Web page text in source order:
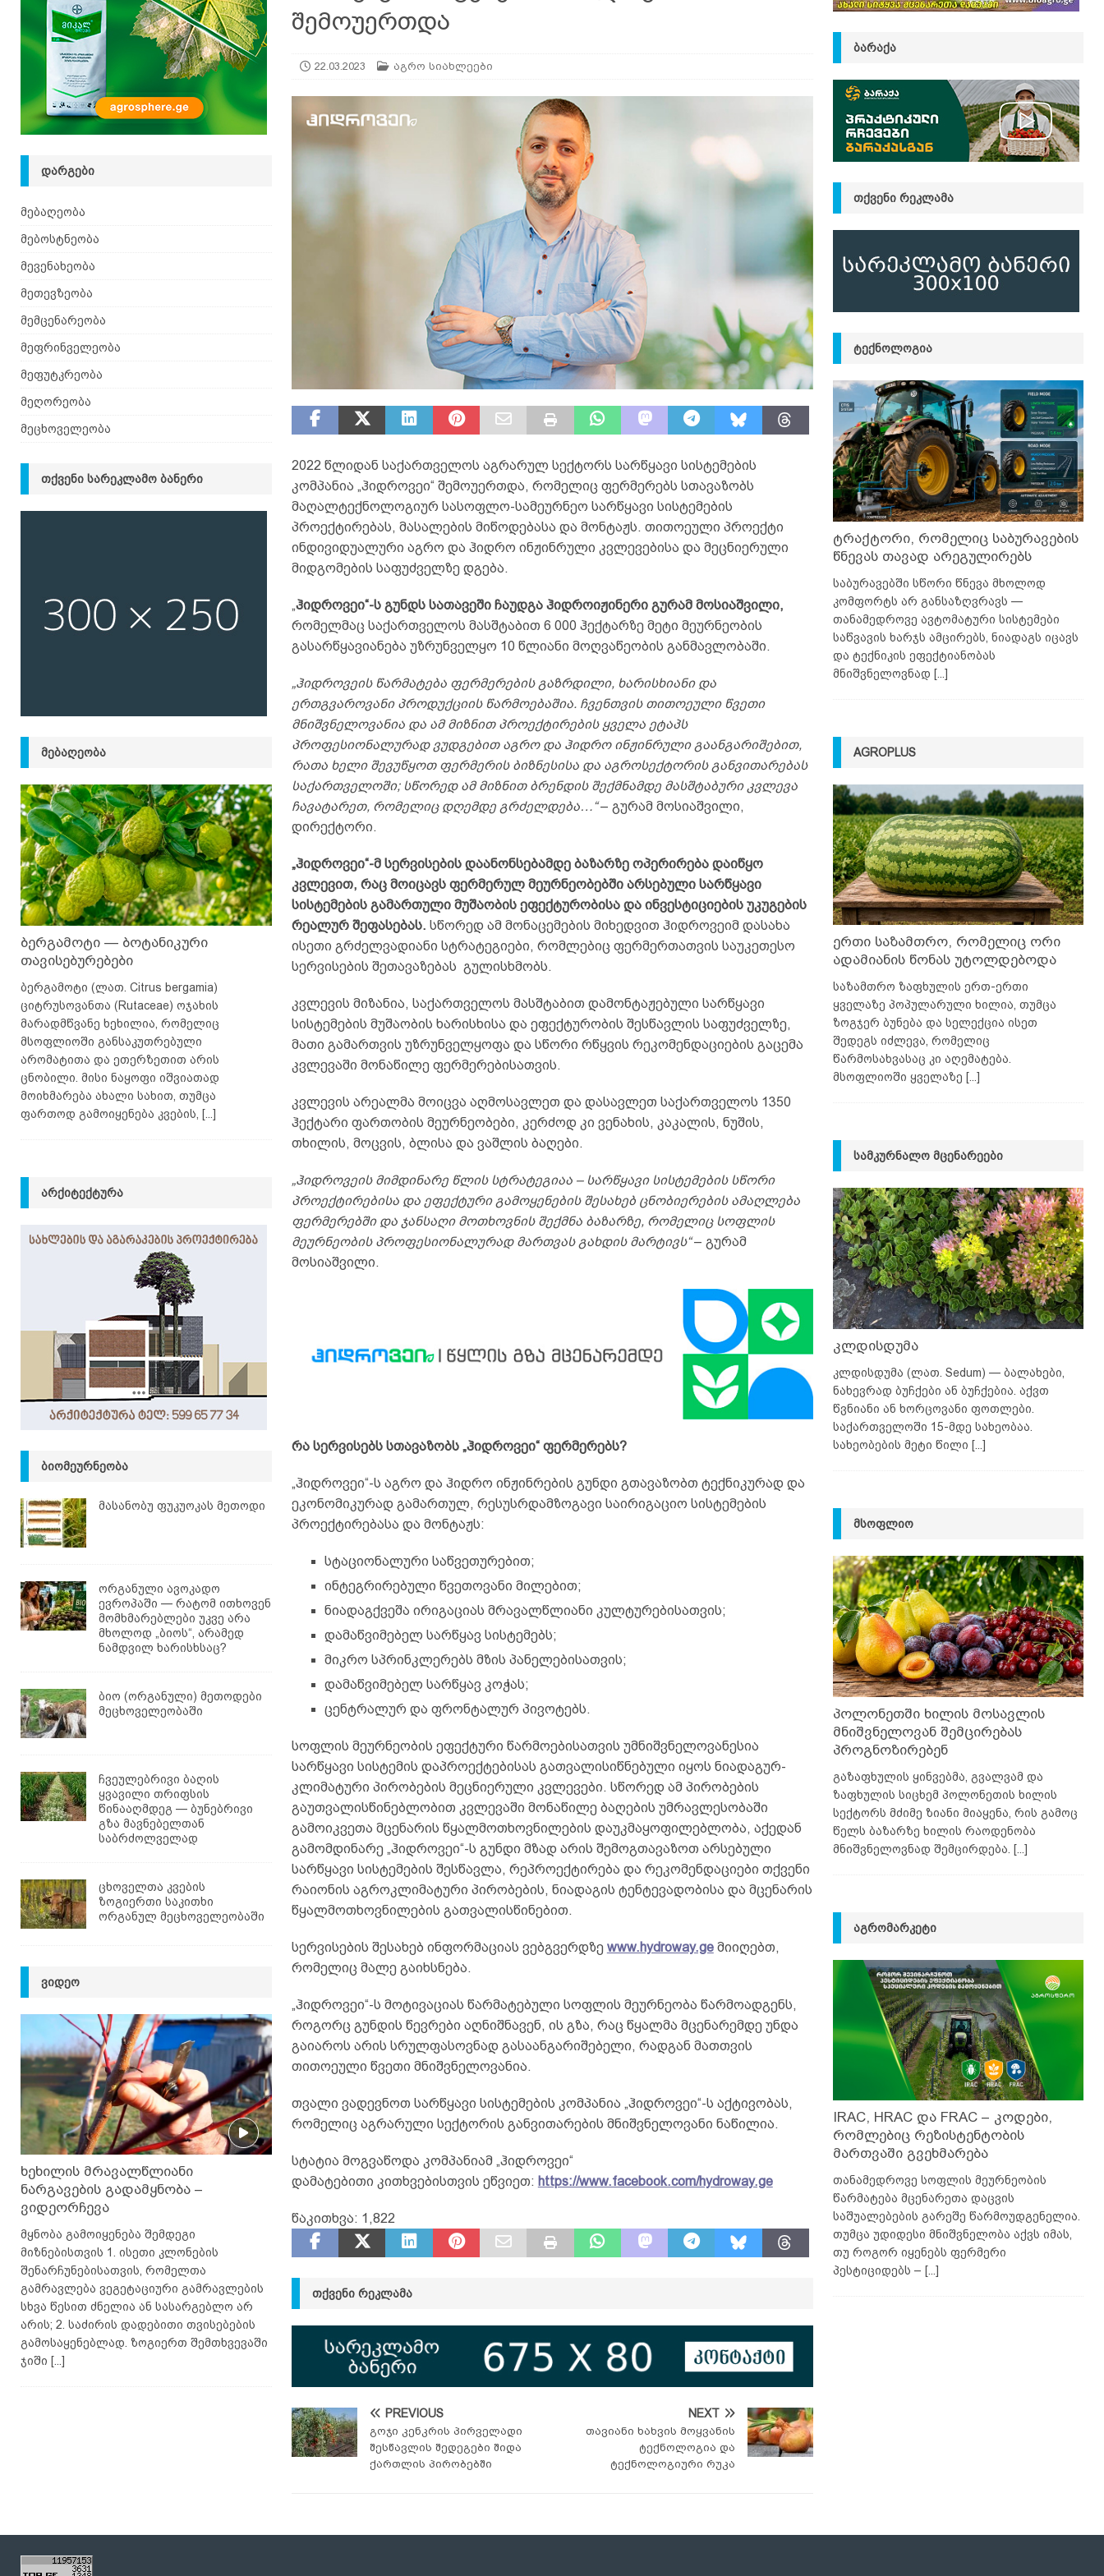
[ 08.08.2026 ] ზაანენური ჯიშის თხა შვეიცარიიდან ᲛᲔᲪᲮᲝᲕᲔᲚᲔᲝᲑᲐ
შემოუერთდა
22.03.2023 აგრო სიახლეები
2022 წლიდან საქართველოს აგრარულ სექტორს სარწყავი სისტემების
კომპანია „ჰიდროვეი“ შემოუერთდა, რომელიც ფერმერებს სთავაზობს
მაღალტექნოლოგიურ სასოფლო-სამეურნეო სარწყავი სისტემების
პროექტირებას, მასალების მიწოდებასა და მონტაჟს. თითოეული პროექტი
ინდივიდუალური აგრო და ჰიდრო ინჟინრული კვლევებისა და მეცნიერული
მიდგომების საფუძველზე დგება.
„ჰიდროვეი“-ს გუნდს სათავეში ჩაუდგა ჰიდროიჟინერი გურამ მოსიაშვილი,
რომელმაც საქართველოს მასშტაბით 6 000 ჰექტარზე მეტი მეურნეობის
გასარწყავიანება უზრუნველყო 10 წლიანი მოღვაწეობის განმავლობაში.
„ჰიდროვეის წარმატება ფერმერების გაზრდილი, ხარისხიანი და
ერთგვაროვანი პროდუქციის წარმოებაშია. ჩვენთვის თითოეული წვეთი
მნიშვნელოვანია და ამ მიზნით პროექტირების ყველა ეტაპს
პროფესიონალურად ვუდგებით აგრო და ჰიდრო ინჟინრული გაანგარიშებით,
რათა ხელი შევუწყოთ ფერმერის ბიზნესისა და აგროსექტორის განვითარებას
საქართველოში; სწორედ ამ მიზნით ბრენდის შექმნამდე მასშტაბური კვლევა
ჩავატარეთ, რომელიც დღემდე გრძელდება…“– გურამ მოსიაშვილი,
დირექტორი.
„ჰიდროვეი“-მ სერვისების დაანონსებამდე ბაზარზე ოპერირება დაიწყო
კვლევით, რაც მოიცავს ფერმერულ მეურნეობებში არსებული სარწყავი
სისტემების გამართული მუშაობის ეფექტურობისა და ინვესტიციების უკუგების
რეალურ შეფასებას. სწორედ ამ მონაცემების მიხედვით ჰიდროვეიმ დასახა
ისეთი გრძელვადიანი სტრატეგიები, რომლებიც ფერმერთათვის საუკეთესო
სერვისების შეთავაზებას გულისხმობს.
კვლევის მიზანია, საქართველოს მასშტაბით დამონტაჟებული სარწყავი
სისტემების მუშაობის ხარისხისა და ეფექტურობის შესწავლის საფუძველზე,
მათი გამართვის უზრუნველყოფა და სწორი რწყვის რეკომენდაციების გაცემა
კვლევაში მონაწილე ფერმერებისათვის.
კვლევის არეალმა მოიცვა აღმოსავლეთ და დასავლეთ საქართველოს 1350
ჰექტარი ფართობის მეურნეობები, კერძოდ კი ვენახის, კაკალის, ნუშის,
თხილის, მოცვის, ბლისა და ვაშლის ბაღები.
„ჰიდროვეის მიმდინარე წლის სტრატეგიაა – სარწყავი სისტემების სწორი
პროექტირებისა და ეფექტური გამოყენების შესახებ ცნობიერების ამაღლება
ფერმერებში და ჯანსაღი მოთხოვნის შექმნა ბაზარზე, რომელიც სოფლის
მეურნეობის პროფესიონალურად მართვას გახდის მარტივს“– გურამ
მოსიაშვილი.
რა სერვისებს სთავაზობს „ჰიდროვეი“ ფერმერებს?
„ჰიდროვეი“-ს აგრო და ჰიდრო ინჟინრების გუნდი გთავაზობთ ტექნიკურად და
ეკონომიკურად გამართულ, რესუსრდამზოგავი საირიგაციო სისტემების
პროექტირებასა და მონტაჟს:
სტაციონალური საწვეთურებით;
ინტეგრირებული წვეთოვანი მილებით;
ნიადაგქვეშა ირიგაციას მრავალწლიანი კულტურებისათვის;
დამაწვიმებელ სარწყავ სისტემებს;
მიკრო სპრინკლერებს მზის პანელებისათვის;
დამაწვიმებელ სარწყავ კოჭას;
ცენტრალურ და ფრონტალურ პივოტებს.
სოფლის მეურნეობის ეფექტური წარმოებისათვის უმნიშვნელოვანესია
სარწყავი სისტემის დაპროექტებისას გათვალისიწნებული იყოს ნიადაგურ-
კლიმატური პირობების მეცნიერული კვლევები. სწორედ ამ პირობების
გაუთვალისწინებლობით კვლევაში მონაწილე ბაღების უმრავლესობაში
გამოიკვეთა მცენარის წყალმოთხოვნილების დაუკმაყოფილებლობა, აქედან
გამომდინარე „ჰიდროვეი“-ს გუნდი მზად არის შემოგთავაზოთ არსებული
სარწყავი სისტემების შესწავლა, რეპროექტირება და რეკომენდაციები თქვენი
რაიონის აგროკლიმატური პირობების, ნიადაგის ტენტევადობისა და მცენარის
წყალმოთხოვნილების გათვალისწინებით.
სერვისების შესახებ ინფორმაციას ვებგვერდზე www.hydroway.geმიიღებთ,
რომელიც მალე გაიხსნება.
„ჰიდროვეი“-ს მოტივაციას წარმატებული სოფლის მეურნეობა წარმოადგენს,
როგორც გუნდის წევრები აღნიშნავენ, ის გზა, რაც წყალმა მცენარემდე უნდა
გაიაროს არის სრულფასოვნად გასაანგარიშებელი, რადგან მათთვის
თითოეული წვეთი მნიშვნელოვანია.
თვალი ვადევნოთ სარწყავი სისტემების კომპანია „ჰიდროვეი“-ს აქტივობას,
რომელიც აგრარული სექტორის განვითარების მნიშვნელოვანი ნაწილია.
სტატია მოგვაწოდა კომპანიამ „ჰიდროვეი“
დამატებითი კითხვებისთვის ეწვიეთ: https://www.facebook.com/hydroway.ge
წაკითხვა: 1,822
ᲗᲥᲕᲔᲜᲘ ᲠᲔᲙᲚᲐᲛᲐ
PREVIOUS
გოჯი კენკრის პირველადი
შესწავლის შედეგები შიდა
ქართლის პირობებში
NEXT
თავიანი ხახვის მოყვანის
ტექნოლოგია და
ტექნოლოგიური რუკა
ᲓᲐᲠᲒᲔᲑᲘ
მებაღეობა
მებოსტნეობა
მევენახეობა
მეთევზეობა
მემცენარეობა
მეფრინველეობა
მეფუტკრეობა
მეღორეობა
მეცხოველეობა
ᲗᲥᲕᲔᲜᲘ ᲡᲐᲠᲔᲙᲚᲐᲛᲝ ᲑᲐᲜᲔᲠᲘ
ᲛᲔᲑᲐᲦᲔᲝᲑᲐ
ბერგამოტი — ბოტანიკური
თავისებურებები
ბერგამოტი (ლათ. Citrus bergamia)
ციტრუსოვანთა (Rutaceae) ოჯახის
მარადმწვანე ხეხილია, რომელიც
მსოფლიოში განსაკუთრებული
არომატითა და ეთერზეთით არის
ცნობილი. მისი ნაყოფი იშვიათად
მოიხმარება ახალი სახით, თუმცა
ფართოდ გამოიყენება კვების,
[...]
ᲐᲠᲥᲘᲢᲔᲥᲢᲣᲠᲐ
ᲑᲘᲝᲛᲔᲣᲠᲜᲔᲝᲑᲐ
მასანობუ ფუკუოკას მეთოდი
ორგანული ავოკადო
ევროპაში — რატომ ითხოვენ
მომხმარებლები უკვე არა
მხოლოდ „ბიოს“, არამედ
ნამდვილ ხარისხსაც?
ბიო (ორგანული) მეთოდები
მეცხოველეობაში
ჩვეულებრივი ბაღის
ყვავილი თრიფსის
წინააღმდეგ — ბუნებრივი
გზა მავნებელთან
საბრძოლველად
ცხოველთა კვების
ზოგიერთი საკითხი
ორგანულ მეცხოველეობაში
ᲕᲘᲓᲔᲝ
ხეხილის მრავალწლიანი
ნარგავების გადამყნობა –
ვიდეორჩევა
მყნობა გამოიყენება შემდეგი
მიზნებისთვის 1. ისეთი კლონების
შენარჩუნებისათვის, რომელთა
გამრავლება ვეგეტაციური გამრავლების
სხვა წესით ძნელია ან სასარგებლო არ
არის; 2. საძირის დადებითი თვისებების
გამოსაყენებლად. ზოგიერთ შემთხვევაში
ჯიში [...]
ᲑᲐᲠᲐᲥᲐ
ᲗᲥᲕᲔᲜᲘ ᲠᲔᲙᲚᲐᲛᲐ
ᲢᲔᲥᲜᲝᲚᲝᲒᲘᲐ
ტრაქტორი, რომელიც საბურავების
წნევას თავად არეგულირებს
საბურავებში სწორი წნევა მხოლოდ
კომფორტს არ განსაზღვრავს —
თანამედროვე ავტომატური სისტემები
საწვავის ხარჯს ამცირებს, ნიადაგს იცავს
და ტექნიკის ეფექტიანობას
მნიშვნელოვნად [...]
AGROPLUS
ერთი საზამთრო, რომელიც ორი
ადამიანის წონას უტოლდებოდა
საზამთრო ზაფხულის ერთ-ერთი
ყველაზე პოპულარული ხილია, თუმცა
ზოგჯერ ბუნება და სელექცია ისეთ
შედეგს იძლევა, რომელიც
წარმოსახვასაც კი აღემატება.
მსოფლიოში ყველაზე [...]
ᲡᲐᲛᲙᲣᲠᲜᲐᲚᲝ ᲛᲪᲔᲜᲐᲠᲔᲔᲑᲘ
კლდისდუმა
კლდისდუმა (ლათ. Sedum) — ბალახები,
ნახევრად ბუჩქები ან ბუჩქებია. აქვთ
წვნიანი ან ხორცოვანი ფოთლები.
საქართველოში 15-მდე სახეობაა.
სახეობების მეტი წილი [...]
ᲛᲡᲝᲤᲚᲘᲝ
პოლონეთში ხილის მოსავლის
მნიშვნელოვან შემცირებას
პროგნოზირებენ
გაზაფხულის ყინვებმა, გვალვამ და
ზაფხულის სიცხემ პოლონეთის ხილის
სექტორს მძიმე ზიანი მიაყენა, რის გამოც
წელს ბაზარზე ხილის რაოდენობა
მნიშვნელოვნად შემცირდება. [...]
ᲐᲒᲠᲝᲛᲐᲠᲙᲔᲢᲘ
IRAC, HRAC და FRAC – კოდები,
რომლებიც რეზისტენტობის
მართვაში გვეხმარება
თანამედროვე სოფლის მეურნეობის
წარმატება მცენარეთა დაცვის
საშუალებების გარეშე წარმოუდგენელია.
თუმცა უდიდესი მნიშვნელობა აქვს იმას,
თუ როგორ იყენებს ფერმერი
პესტიციდებს – [...]